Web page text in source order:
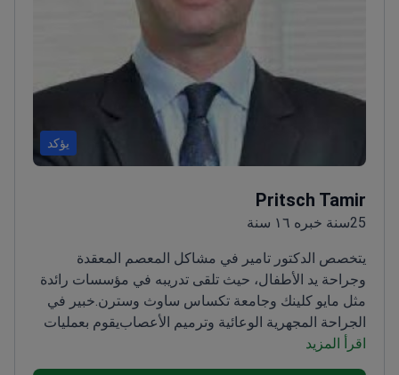
يؤكد
Pritsch Tamir
25سنة خبره ١٦ سنة
يتخصص الدكتور تامير في مشاكل المعصم المعقدة
وجراحة يد الأطفال، حيث تلقى تدريبه في مؤسسات رائدة
مثل مايو كلينك وجامعة تكساس ساوث وسترن.خبير في
الجراحة المجهرية الوعائية وترميم الأعصابيقوم بعمليات
نقل الأوتار وترميمات الأطراف العلوية المعقدة
التشوهات الخلقية عند الأطفالمساهم نشط في الأدبيات
اقرأ المزيد